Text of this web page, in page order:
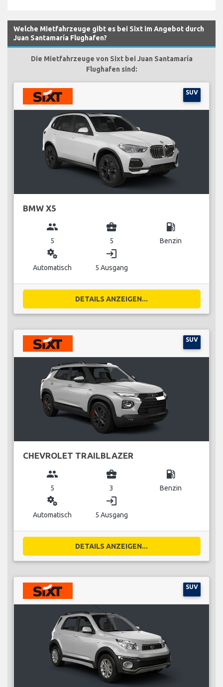
Welche Mietfahrzeuge gibt es bei Sixt im Angebot durch
Juan Santamaría Flughafen?
Die Mietfahrzeuge von Sixt bei Juan Santamaría
Flughafen sind:
SUV
BMW X5
group
5
business_center
5
local_gas_station
Benzin
miscellaneous_services
Automatisch
login
5 Ausgang
DETAILS ANZEIGEN...
SUV
CHEVROLET TRAILBLAZER
group
5
business_center
3
local_gas_station
Benzin
miscellaneous_services
Automatisch
login
5 Ausgang
DETAILS ANZEIGEN...
SUV